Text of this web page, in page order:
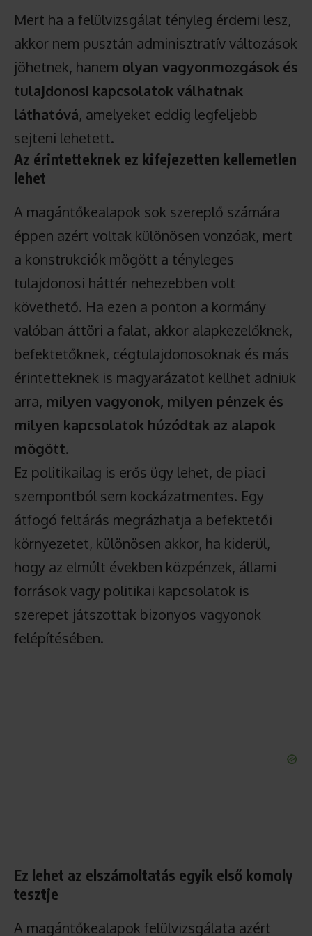
Mert ha a felülvizsgálat tényleg érdemi lesz,
akkor nem pusztán adminisztratív változások
jöhetnek, hanem olyan vagyonmozgások és
tulajdonosi kapcsolatok válhatnak
láthatóvá, amelyeket eddig legfeljebb
sejteni lehetett.
Az érintetteknek ez kifejezetten kellemetlen
lehet
A magántőkealapok sok szereplő számára
éppen azért voltak különösen vonzóak, mert
a konstrukciók mögött a tényleges
tulajdonosi háttér nehezebben volt
követhető. Ha ezen a ponton a kormány
valóban áttöri a falat, akkor alapkezelőknek,
befektetőknek, cégtulajdonosoknak és más
érintetteknek is magyarázatot kellhet adniuk
arra, milyen vagyonok, milyen pénzek és
milyen kapcsolatok húzódtak az alapok
mögött.
Ez politikailag is erős ügy lehet, de piaci
szempontból sem kockázatmentes. Egy
átfogó feltárás megrázhatja a befektetői
környezetet, különösen akkor, ha kiderül,
hogy az elmúlt években közpénzek, állami
források vagy politikai kapcsolatok is
szerepet játszottak bizonyos vagyonok
felépítésében.
Ez lehet az elszámoltatás egyik első komoly
tesztje
A magántőkealapok felülvizsgálata azért